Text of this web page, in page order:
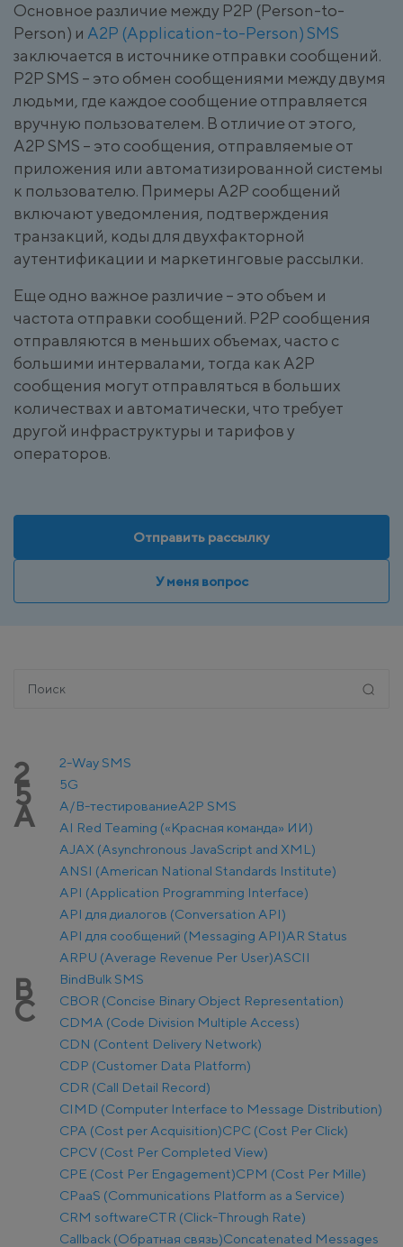
Основное различие между P2P (Person-to-
Person) и A2P (Application-to-Person) SMS
заключается в источнике отправки сообщений.
P2P SMS – это обмен сообщениями между двумя
людьми, где каждое сообщение отправляется
вручную пользователем. В отличие от этого,
A2P SMS – это сообщения, отправляемые от
приложения или автоматизированной системы
к пользователю. Примеры A2P сообщений
включают уведомления, подтверждения
транзакций, коды для двухфакторной
аутентификации и маркетинговые рассылки.
Еще одно важное различие – это объем и
частота отправки сообщений. P2P сообщения
отправляются в меньших объемах, часто с
большими интервалами, тогда как A2P
сообщения могут отправляться в больших
количествах и автоматически, что требует
другой инфраструктуры и тарифов у
операторов.
Отправить рассылку
У меня вопрос
2 2-Way SMS
5 5G
A A/B-тестированиеA2P SMS
AI Red Teaming («Красная команда» ИИ)
AJAX (Asynchronous JavaScript and XML)
ANSI (American National Standards Institute)
API (Application Programming Interface)
API для диалогов (Conversation API)
API для сообщений (Messaging API)AR Status
ARPU (Average Revenue Per User)ASCII
B BindBulk SMS
C
CBOR (Concise Binary Object Representation)
CDMA (Code Division Multiple Access)
CDN (Content Delivery Network)
CDP (Customer Data Platform)
CDR (Call Detail Record)
CIMD (Computer Interface to Message Distribution)
CPA (Cost per Acquisition)CPC (Cost Per Click)
CPCV (Cost Per Completed View)
CPE (Cost Per Engagement)CPM (Cost Per Mille)
CPaaS (Communications Platform as a Service)
CRM softwareCTR (Click-Through Rate)
Callback (Обратная связь)Concatenated Messages